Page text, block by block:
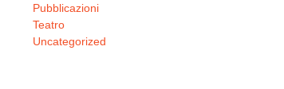
Pubblicazioni
Teatro
Uncategorized